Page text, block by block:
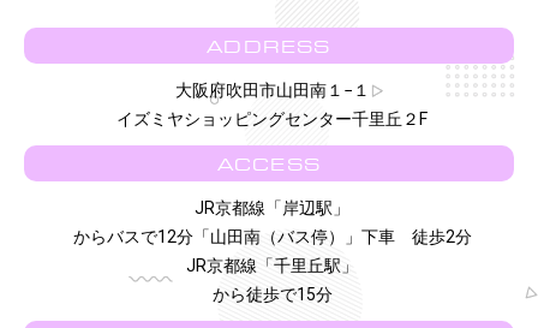
ADDRESS
大阪府吹田市山田南１−１
イズミヤショッピングセンター千里丘２F
ACCESS
JR京都線「岸辺駅」
からバスで12分「山田南（バス停）」下車 徒歩2分
JR京都線「千里丘駅」
から徒歩で15分